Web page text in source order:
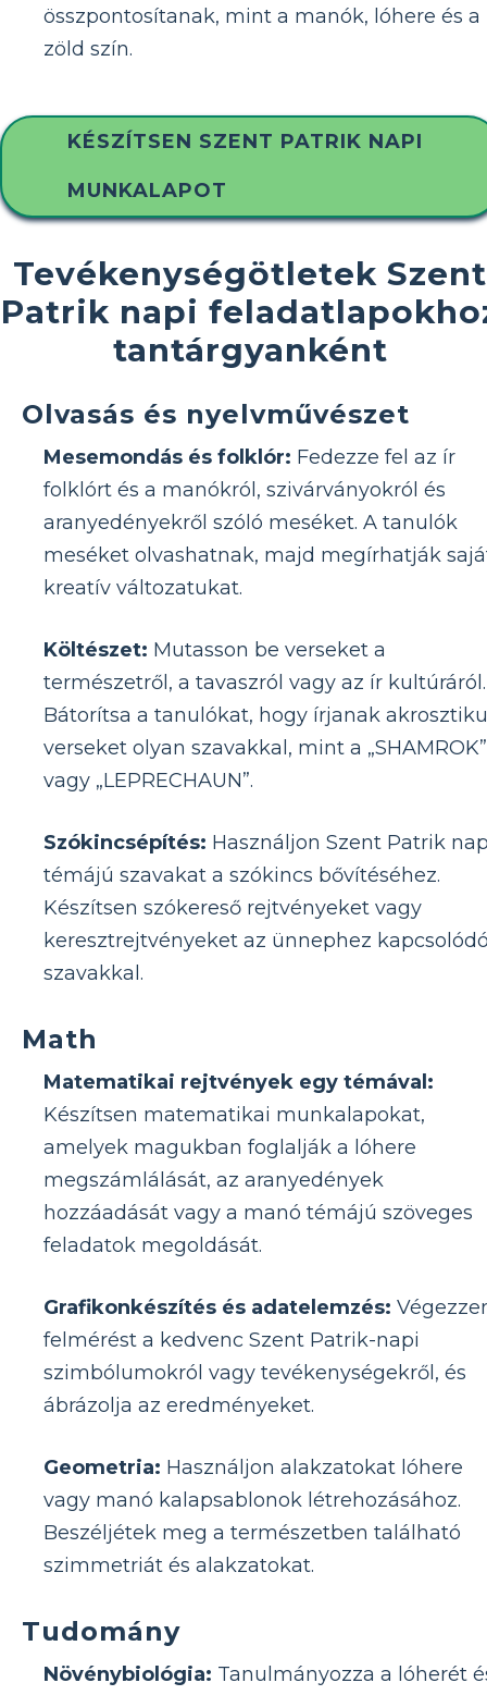
összpontosítanak, mint a manók, lóhere és a
zöld szín.
KÉSZÍTSEN SZENT PATRIK NAPI
MUNKALAPOT
Tevékenységötletek Szent
Patrik napi
tantárgyanként
Olvasás és nyelvművészet
Mesemondás és folklór: Fedezze fel az ír
folklórt és a manókról, szivárványokról és
aranyedényekről szóló meséket. A tanulók
meséket olvashatnak, majd megírhatják
kreatív változatukat.
Költészet: Mutasson be verseket a
természetről, a tavaszról vagy az ír kultúráról.
Bátorítsa a tanulókat, hogy írjanak
verseket olyan szavakkal, mint a „SHAMROK”
vagy „LEPRECHAUN”.
Szókincsépítés: Használjon Szent Patrik
témájú szavakat a szókincs bővítéséhez.
Készítsen szókereső rejtvényeket vagy
keresztrejtvényeket az ünnephez
szavakkal.
Math
Matematikai rejtvények egy témával:
Készítsen matematikai munkalapokat,
amelyek magukban foglalják a lóhere
megszámlálását, az aranyedények
hozzáadását vagy a manó témájú szöveges
feladatok megoldását.
Grafikonkészítés és adatelemzés:
felmérést a kedvenc Szent Patrik-napi
szimbólumokról vagy tevékenységekről, és
ábrázolja az eredményeket.
Geometria: Használjon alakzatokat lóhere
vagy manó kalapsablonok létrehozásához.
Beszéljétek meg a természetben található
szimmetriát és alakzatokat.
Tudomány
Növénybiológia: Tanulmányozza a lóherét